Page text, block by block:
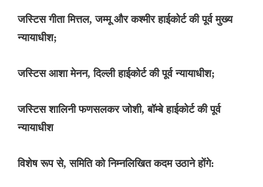
जस्टिस गीता मित्तल, जम्मू और कश्मीर हाईकोर्ट की पूर्व मुख्य
न्यायाधीश;
जस्टिस आशा मेनन, दिल्ली हाईकोर्ट की पूर्व न्यायाधीश;
जस्टिस शालिनी फणसलकर जोशी, बॉम्बे हाईकोर्ट की पूर्व
न्यायाधीश
विशेष रूप से, समिति को निम्नलिखित कदम उठाने होंगे: